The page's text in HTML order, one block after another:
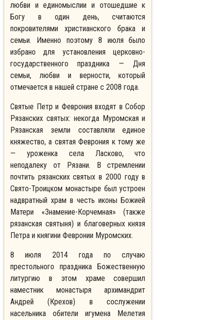
любви и единомыслии и отошедшие к
Богу в один день, считаются
покровителями христианского брака и
семьи. Именно поэтому 8 июля было
избрано для установления церковно-
государственного праздника — Дня
семьи, любви и верности, который
отмечается в нашей стране с 2008 года.
Святые Петр и Феврония входят в Собор
Рязанских святых: некогда Муромская и
Рязанская земли составляли единое
княжество, а святая Феврония к тому же
— уроженка села Ласково, что
неподалеку от Рязани. В стремлении
почтить рязанских святых в 2000 году в
Свято-Троицком монастыре был устроен
надвратный храм в честь иконы Божией
Матери «Знамение-Корчемная» (также
рязанская святыня) и благоверных князя
Петра и княгини Февронии Муромских.
8 июля 2014 года по случаю
престольного праздника Божественную
литургию в этом храме совершил
наместник монастыря архимандрит
Андрей (Крехов) в сослужении
насельника обители игумена Мелетия